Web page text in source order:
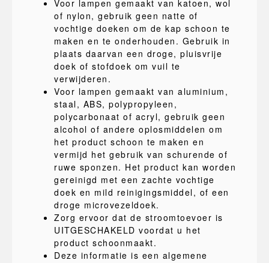
Voor lampen gemaakt van katoen, wol
of nylon, gebruik geen natte of
vochtige doeken om de kap schoon te
maken en te onderhouden. Gebruik in
plaats daarvan een droge, pluisvrije
doek of stofdoek om vuil te
verwijderen.
Voor lampen gemaakt van aluminium,
staal, ABS, polypropyleen,
polycarbonaat of acryl, gebruik geen
alcohol of andere oplosmiddelen om
het product schoon te maken en
vermijd het gebruik van schurende of
ruwe sponzen. Het product kan worden
gereinigd met een zachte vochtige
doek en mild reinigingsmiddel, of een
droge microvezeldoek.
Zorg ervoor dat de stroomtoevoer is
UITGESCHAKELD voordat u het
product schoonmaakt.
Deze informatie is een algemene